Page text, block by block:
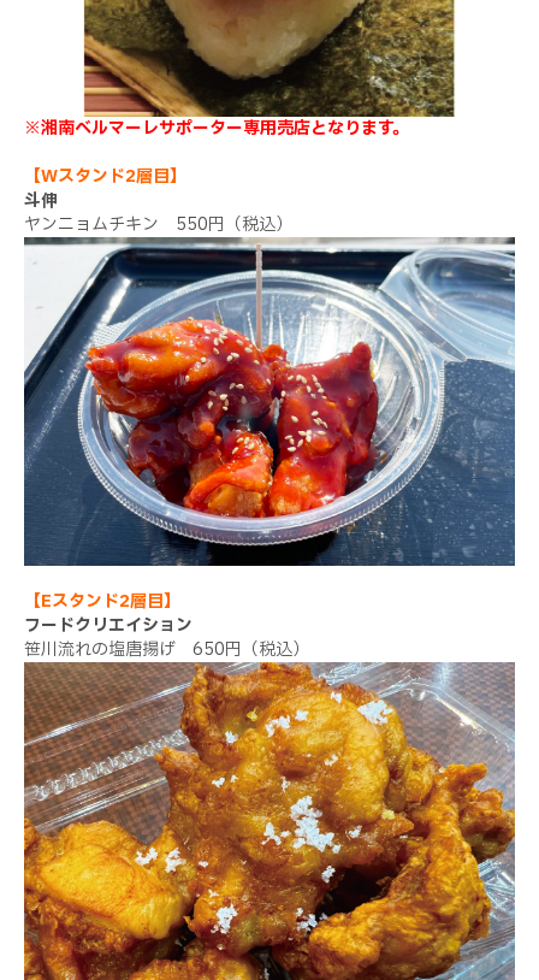
※湘南ベルマーレサポーター専用売店となります。
【Wスタンド2層目】
斗伸
ヤンニョムチキン 550円（税込）
【Eスタンド2層目】
フードクリエイション
笹川流れの塩唐揚げ 650円（税込）